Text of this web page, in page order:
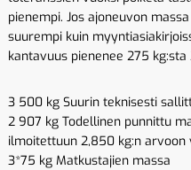
pienempi. Jos ajoneuvon
suurempi kuin
kantavuus pienenee 275 kg:sta
3 500 kg Suurin teknisesti
2 907 kg Todellinen punnittu
ilmoitettuun 2,850 kg:n arvoon
3*75 kg Matkustajien massa